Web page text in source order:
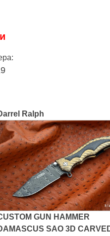
Ralph
GUN HAMMER
SAO 3D